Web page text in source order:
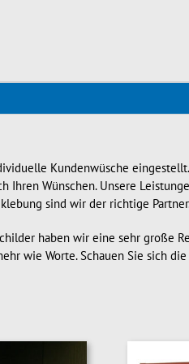
Kundenwüsche
Ihren Wünschen. Unsere
sind wir der richtige
haben wir eine sehr große
wie Worte. Schauen Sie sich